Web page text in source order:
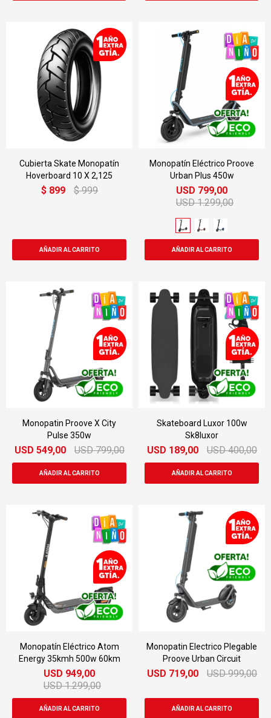
Cubierta Skate Monopatín
Hoverboard 10 X 2,125
$ 899 $ 999
Monopatín Eléctrico Proove
Urban Plus 450w
USD 799,00
USD 1.299,00
Monopatin Proove X City
Pulse 350w
USD 549,00 USD 799,00
Skateboard Luxor 100w
Sk8luxor
USD 189,00 USD 400,00
Monopatín Eléctrico Atom
Energy 35kmh 500w 60km
USD 949,00
USD 1.299,00
Monopatin Electrico Plegable
Proove Urban Circuit
USD 719,00 USD 999,00